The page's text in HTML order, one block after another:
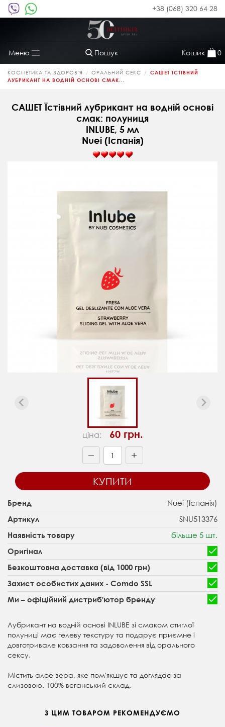
+38 (068) 320 64 28
Пошук Кошик 0
Меню
Toggle
navigation
КОСМЕТИКА ТА ЗДОРОВ'Я ОРАЛЬНИЙ СЕКС
САШЕТ ЇСТІВНИЙ
ЛУБРИКАНТ НА ВОДНІЙ ОСНОВІ СМАК...
САШЕТ Їстівний лубрикант на водній основі
смак: полуниця
INLUBE, 5 мл
Nuei (Іспанія)
ціна: 60 грн.
— +
КУПИТИ
Бренд Nuei (Іспанія)
Артикул SNU513376
Наявність товару більше 5 шт.
Оригінал
Безкоштовна доставка (від 1000 грн)
Захист особистих даних - Comdo SSL
Ми – офіційний дистриб'ютор бренду
Лубрикант на водній основі INLUBE зі смаком стиглої
полуниці має гелеву текстуру та подарує приємне і
довготривале ковзання та задоволення від орального
сексу.
Містить алое вера, яке пом'якшує та доглядає за
слизовою. 100% веганський склад.
З ЦИМ ТОВАРОМ РЕКОМЕНДУЄМО